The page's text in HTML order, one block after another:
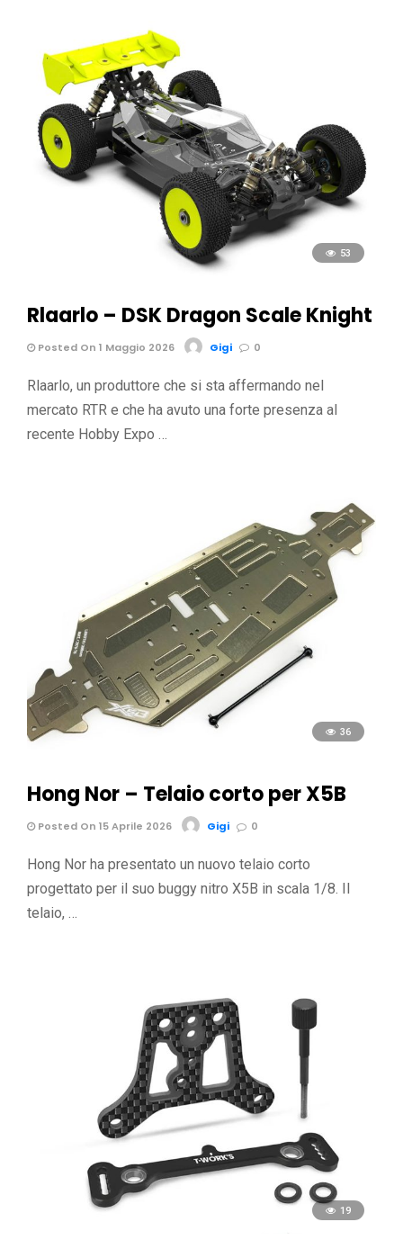
53
Rlaarlo – DSK Dragon Scale Knight
Posted On 1 Maggio 2026 Gigi 0
Rlaarlo, un produttore che si sta affermando nel
mercato RTR e che ha avuto una forte presenza al
recente Hobby Expo …
36
Hong Nor – Telaio corto per X5B
Posted On 15 Aprile 2026 Gigi 0
Hong Nor ha presentato un nuovo telaio corto
progettato per il suo buggy nitro X5B in scala 1/8. Il
telaio, …
19